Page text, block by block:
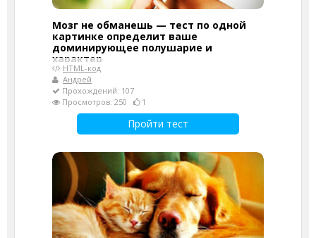
Мозг не обманешь — тест по одной
картинке определит ваше
доминирующее полушарие и
характер
HTML-код
Андрей
Прохождений: 107
Просмотров: 250
1
Пройти тест